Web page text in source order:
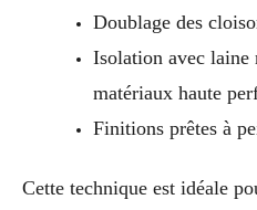
Doublage des
Isolation avec laine
matériaux haute
Finitions prêtes à
Cette technique est idéale